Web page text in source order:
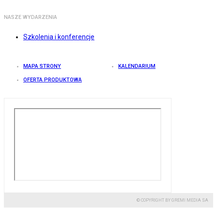
NASZE WYDARZENIA
Szkolenia i konferencje
MAPA STRONY KALENDARIUM
OFERTA PRODUKTOWA
© COPYRIGHT BY GREMI MEDIA SA